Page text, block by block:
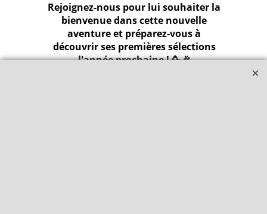
Rejoignez-nous pour lui souhaiter la
bienvenue dans cette nouvelle
aventure et préparez-vous à
découvrir ses premières sélections
l'année prochaine ! 🥳🎉